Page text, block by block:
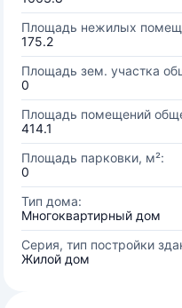
Площадь нежилых
175.2
Площадь зем. участка
0
Площадь помещений
414.1
Площадь парковки, м²:
0
Тип дома:
Многоквартирный дом
Серия, тип постройки
Жилой дом